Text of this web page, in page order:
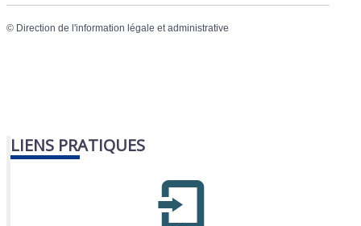
© Direction de l'information légale et administrative
LIENS PRATIQUES